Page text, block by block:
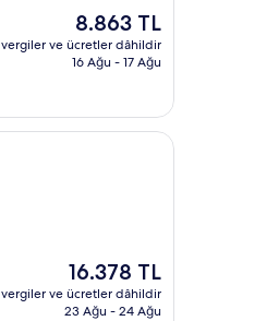
Güncel
fiyat:
8.863 TL
8.863 TL
vergiler ve ücretler dâhildir
16 Ağu - 17 Ağu
Güncel
fiyat:
16.378 TL
16.378 TL
vergiler ve ücretler dâhildir
23 Ağu - 24 Ağu